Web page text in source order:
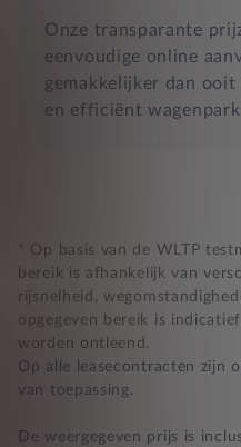
Onze transparante
eenvoudige online
gemakkelijker dan
en efficiënt
* Op basis van de WLTP
bereik is afhankelijk van
rijsnelheid,
opgegeven bereik is
worden ontleend.
Op alle leasecontracten zijn
van toepassing.
De weergegeven prijs is